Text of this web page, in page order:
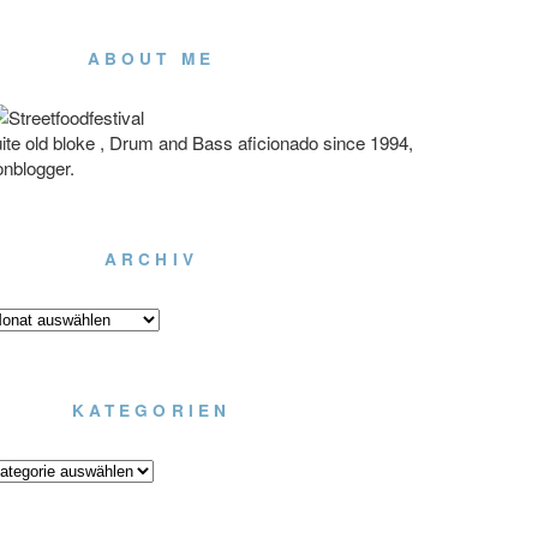
ABOUT ME
old bloke , Drum and Bass aficionado since 1994,
ARCHIV
KATEGORIEN